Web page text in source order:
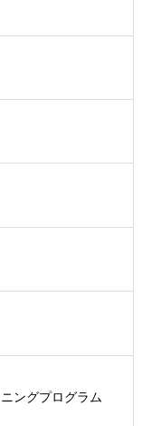
ングプログラム